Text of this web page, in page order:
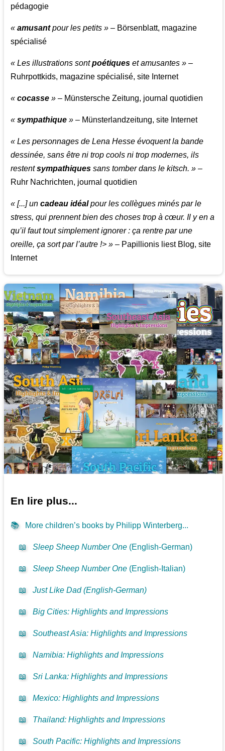
pédagogie
«amusantpour les petits » – Börsenblatt, magazine
spécialisé
« Les illustrations sontpoétiques et amusantes » –
Ruhrpottkids, magazine spécialisé, site Internet
«cocasse » – Münstersche Zeitung, journal quotidien
«sympathique » – Münsterlandzeitung, site Internet
« Les personnages de Lena Hesse évoquent la bande
dessinée, sans être ni trop cools ni trop modernes, ils
restentsympathiques sans tomber dans le kitsch. » –
Ruhr Nachrichten, journal quotidien
« [...] uncadeau idéalpour les collègues minés par le
stress, qui prennent bien des choses trop à cœur. Il y en a
qu’il faut tout simplement ignorer : ça rentre par une
oreille, ça sort par l’autre !> » – Papillionis liest Blog, site
Internet
En lire plus...
📚 More children’s books by Philipp Winterberg...
📖 Sleep Sheep Number One (English-German)
📖 Sleep Sheep Number One (English-Italian)
📖 Just Like Dad (English-German)
📖 Big Cities: Highlights and Impressions
📖 Southeast Asia: Highlights and Impressions
📖 Namibia: Highlights and Impressions
📖 Sri Lanka: Highlights and Impressions
📖 Mexico: Highlights and Impressions
📖 Thailand: Highlights and Impressions
📖 South Pacific: Highlights and Impressions